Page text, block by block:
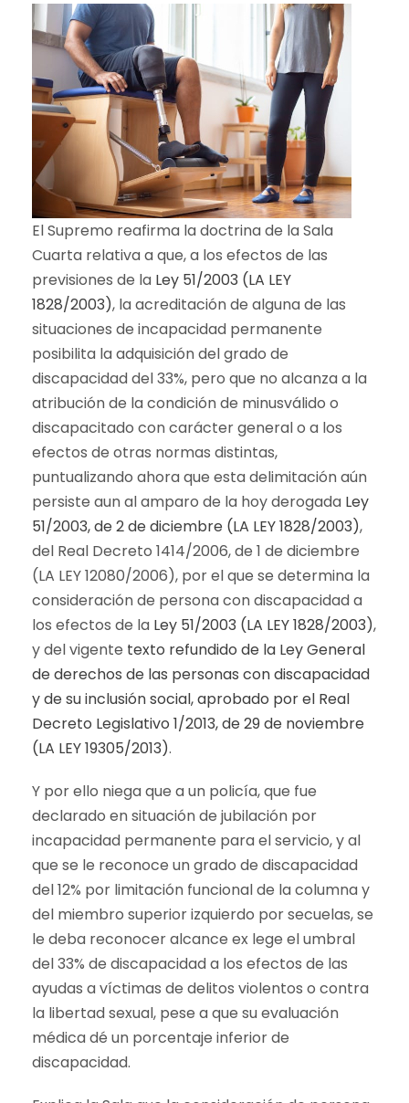
El Supremo reafirma la doctrina de la Sala
Cuarta relativa a que, a los efectos de las
previsiones de la Ley 51/2003 (LA LEY
1828/2003), la acreditación de alguna de las
situaciones de incapacidad permanente
posibilita la adquisición del grado de
discapacidad del 33%, pero que no alcanza a la
atribución de la condición de minusválido o
discapacitado con carácter general o a los
efectos de otras normas distintas,
puntualizando ahora que esta delimitación aún
persiste aun al amparo de la hoy derogada Ley
51/2003, de 2 de diciembre (LA LEY 1828/2003),
del Real Decreto 1414/2006, de 1 de diciembre
(LA LEY 12080/2006), por el que se determina la
consideración de persona con discapacidad a
los efectos de la Ley 51/2003 (LA LEY 1828/2003),
y del vigente texto refundido de la Ley General
de derechos de las personas con discapacidad
y de su inclusión social, aprobado por el Real
Decreto Legislativo 1/2013, de 29 de noviembre
(LA LEY 19305/2013).
Y por ello niega que a un policía, que fue
declarado en situación de jubilación por
incapacidad permanente para el servicio, y al
que se le reconoce un grado de discapacidad
del 12% por limitación funcional de la columna y
del miembro superior izquierdo por secuelas, se
le deba reconocer alcance ex lege el umbral
del 33% de discapacidad a los efectos de las
ayudas a víctimas de delitos violentos o contra
la libertad sexual, pese a que su evaluación
médica dé un porcentaje inferior de
discapacidad.